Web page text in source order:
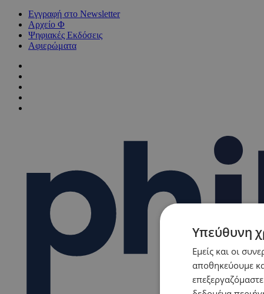
Εγγραφή στο Newsletter
Αρχείο Φ
Ψηφιακές Εκδόσεις
Αφιερώματα
Υπεύθυνη
Εμείς και οι
αποθηκεύουμε